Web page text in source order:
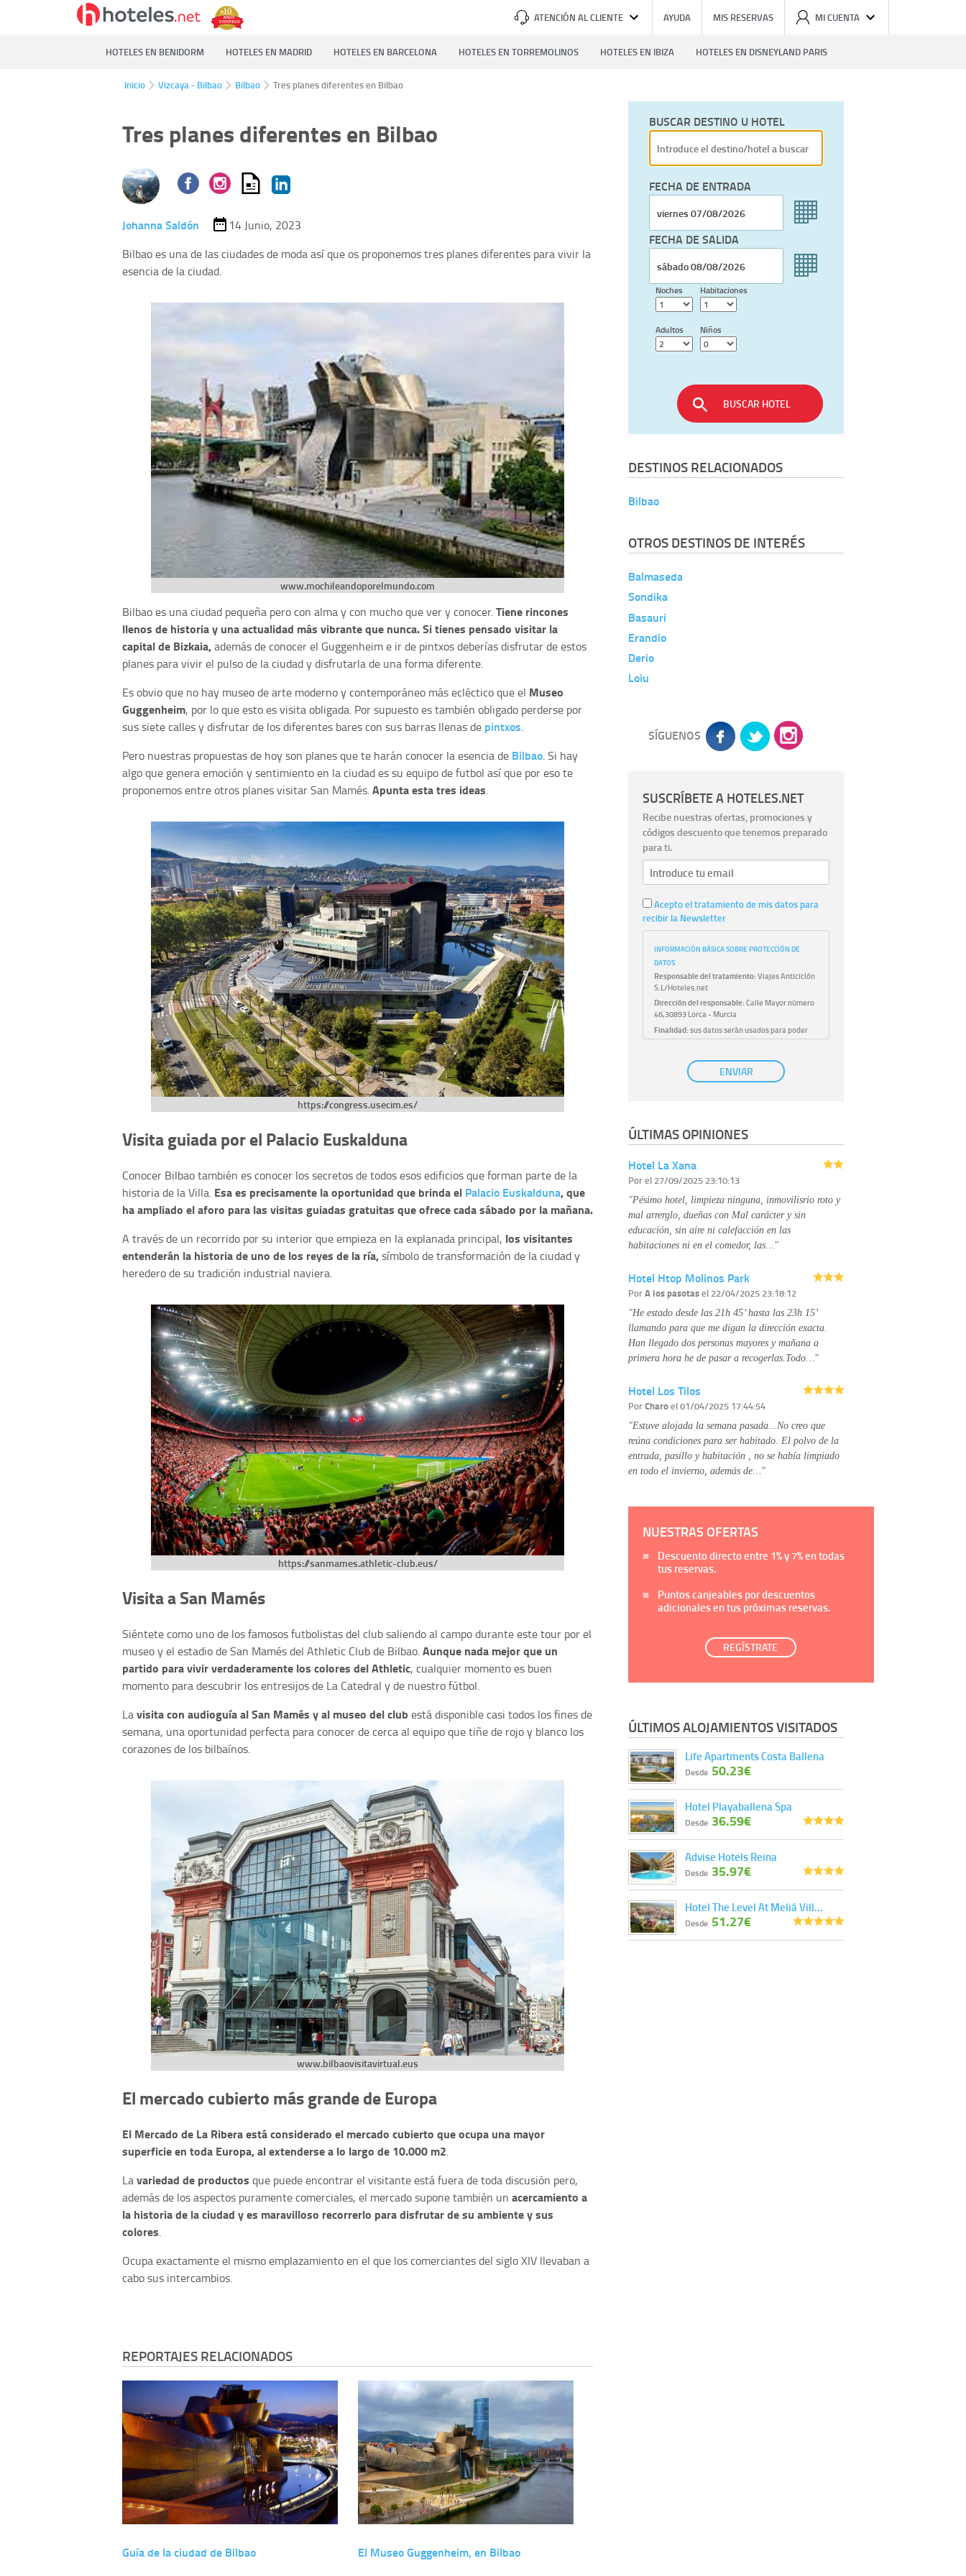
ATENCIÓN AL CLIENTE AYUDA MIS RESERVAS MI CUENTA
HOTELES EN BENIDORM HOTELES EN MADRID HOTELES EN BARCELONA HOTELES EN TORREMOLINOS HOTELES EN IBIZA HOTELES EN DISNEYLAND PARIS
Inicio Vizcaya - Bilbao Bilbao Tres planes diferentes en Bilbao
Tres planes diferentes en Bilbao
Johanna Saldón
14 Junio, 2023
Bilbao es una de las ciudades de moda así que os proponemos tres planes diferentes para vivir la
esencia de la ciudad.
www.mochileandoporelmundo.com
Bilbao es una ciudad pequeña pero con alma y con mucho que ver y conocer.Tiene rincones
llenos de historia y una actualidad más vibrante que nunca. Si tienes pensado visitar la
capital de Bizkaia,además de conocer el Guggenheim e ir de pintxos deberías disfrutar de estos
planes para vivir el pulso de la ciudad y disfrutarla de una forma diferente.
Es obvio que no hay museo de arte moderno y contemporáneo más ecléctico que el Museo
Guggenheim, por lo que esto es visita obligada. Por supuesto es también obligado perderse por
sus siete calles y disfrutar de los diferentes bares con sus barras llenas de pintxos.
Pero nuestras propuestas de hoy son planes que te harán conocer la esencia de Bilbao. Si hay
algo que genera emoción y sentimiento en la ciudad es su equipo de futbol así que por eso te
proponemos entre otros planes visitar San Mamés.Apunta esta tres ideas.
https://congress.usecim.es/
Visita guiada por el Palacio Euskalduna
Conocer Bilbao también es conocer los secretos de todos esos edificios que forman parte de la
historia de la Villa. Esa es precisamente la oportunidad que brinda el Palacio Euskalduna, que
ha ampliado el aforo para las visitas guiadas gratuitas que ofrece cada sábado por la mañana.
A través de un recorrido por su interior que empieza en la explanada principal, los visitantes
entenderán la historia de uno de los reyes de la ría,símbolo de transformación de la ciudad y
heredero de su tradición industrial naviera.
https://sanmames.athletic-club.eus/
Visita a San Mamés
Siéntete como uno de los famosos futbolistas del club saliendo al campo durante este tour por el
museo y el estadio de San Mamés del Athletic Club de Bilbao.Aunque nada mejor que un
partido para vivir verdaderamente los colores del Athletic, cualquier momento es buen
momento para descubrir los entresijos de La Catedral y de nuestro fútbol.
Lavisita con audioguía al San Mamés y al museo del club está disponible casi todos los fines de
semana, una oportunidad perfecta para conocer de cerca al equipo que tiñe de rojo y blanco los
corazones de los bilbaínos.
www.bilbaovisitavirtual.eus
El mercado cubierto más grande de Europa
El Mercado de La Ribera está considerado el mercado cubierto que ocupa una mayor
superficie en toda Europa, al extenderse a lo largo de 10.000 m2.
Lavariedad de productos que puede encontrar el visitante está fuera de toda discusión pero,
además de los aspectos puramente comerciales, el mercado supone también un acercamiento a
la historia de la ciudad y es maravilloso recorrerlo para disfrutar de su ambiente y sus
colores.
Ocupa exactamente el mismo emplazamiento en el que los comerciantes del siglo XIV llevaban a
cabo sus intercambios.
REPORTAJES RELACIONADOS
Guía de la ciudad de Bilbao El Museo Guggenheim, en Bilbao
BUSCAR DESTINO U HOTEL
FECHA DE ENTRADA
FECHA DE SALIDA
Noches Habitaciones
Adultos Niños
BUSCAR HOTEL
DESTINOS RELACIONADOS
Bilbao
OTROS DESTINOS DE INTERÉS
Balmaseda
Sondika
Basauri
Erandio
Derio
Loiu
SÍGUENOS
SUSCRÍBETE A HOTELES.NET
Recibe nuestras ofertas, promociones y
códigos descuento que tenemos preparado
para ti.
Acepto el tratamiento de mis datos para
recibir la Newsletter
INFORMACIÓN BÁSICA SOBRE PROTECCIÓN DE
DATOS
Responsable del tratamiento:Viajes Anticiclón
S.L/Hoteles.net
Dirección del responsable:Calle Mayor número
46,30893 Lorca - Murcia
Finalidad:sus datos serán usados para poder
atender sus solicitudes y prestarle nuestros
Publicidad: solo le enviaremos publicidad con su
autorización previa, que podrá facilitarnos
con su consentimiento previo, que podrá
facilitarnos mediante la casilla correspondiente
Destinatarios:
personal de nuestra entidad que esté
conocimiento de la información que le pedimos.
No se comunicarán datos a terceros.
Derechos: tiene derecho a saber qué
información tenemos sobre usted, corregirla y
eliminarla, tal y como se explica en la
página web.
Información complementaria:Puede consultar
tratamos sus datos en lapolítica de privacidad
ENVIAR
ÚLTIMAS OPINIONES
Hotel La Xana
Porel 27/09/2025 23:10:13
"Pésimo hotel, limpieza ninguna, inmovilisrio roto y
mal arrerglo, dueñas con Mal carácter y sin
educación, sin aire ni calefacción en las
habitaciones ni en el comedor, las…"
Hotel Htop Molinos Park
PorA los pasotasel 22/04/2025 23:18:12
"He estado desde las 21h 45’ hasta las 23h 15’
llamando para que me digan la dirección exacta.
Han llegado dos personas mayores y mañana a
primera hora he de pasar a recogerlas.Todo…"
Hotel Los Tilos
PorCharoel 01/04/2025 17:44:54
"Estuve alojada la semana pasada...No creo que
reúna condiciones para ser habitado. El polvo de la
entrada, pasillo y habitación , no se había limpiado
en todo el invierno, además de…"
NUESTRAS OFERTAS
Descuento directo entre 1%y7%en todas
tus reservas.
Puntos canjeables por descuentos
adicionales en tus próximas reservas.
REGÍSTRATE
ÚLTIMOS ALOJAMIENTOS VISITADOS
Life Apartments Costa Ballena
Desde 50.23€
Hotel Playaballena Spa
Desde 36.59€
Advise Hotels Reina
Desde 35.97€
Hotel The Level At Meliá Vill…
Desde 51.27€